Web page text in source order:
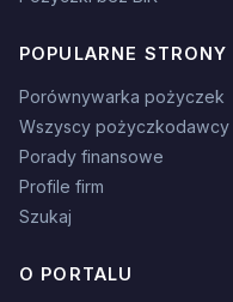
POPULARNE STRONY
Porównywarka pożyczek
Wszyscy pożyczkodawcy
Porady finansowe
Profile firm
Szukaj
O PORTALU